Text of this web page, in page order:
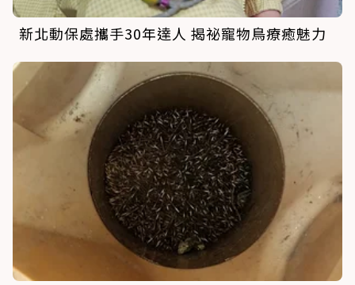
新北動保處攜手30年達人 揭祕寵物鳥療癒魅力